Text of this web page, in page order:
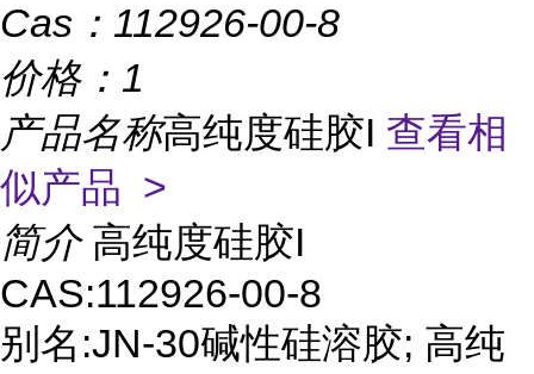
Cas： 112926-00-8
价格： 1
产品名称高纯度硅胶I 查看相
似产品 >
简介 高纯度硅胶I
CAS:112926-00-8
别名:JN-30碱性硅溶胶; 高纯